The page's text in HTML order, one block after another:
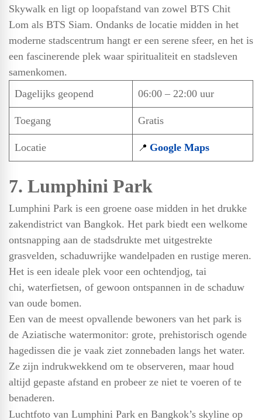
Skywalk en ligt op loopafstand van zowel BTS Chit
Lom als BTS Siam. Ondanks de locatie midden in het
moderne stadscentrum hangt er een serene sfeer, en het is
een fascinerende plek waar spiritualiteit en stadsleven
samenkomen.
Dagelijks geopend
06:00 – 22:00 uur
Toegang Gratis
Locatie 📍 Google Maps
7. Lumphini Park
Lumphini Park is een groene oase midden in het drukke
zakendistrict van Bangkok. Het park biedt een welkome
ontsnapping aan de stadsdrukte met uitgestrekte
grasvelden, schaduwrijke wandelpaden en rustige meren.
Het is een ideale plek voor een ochtendjog, tai
chi, waterfietsen, of gewoon ontspannen in de schaduw
van oude bomen.
Een van de meest opvallende bewoners van het park is
de Aziatische watermonitor: grote, prehistorisch ogende
hagedissen die je vaak ziet zonnebaden langs het water.
Ze zijn indrukwekkend om te observeren, maar houd
altijd gepaste afstand en probeer ze niet te voeren of te
benaderen.
Luchtfoto van Lumphini Park en Bangkok’s skyline op